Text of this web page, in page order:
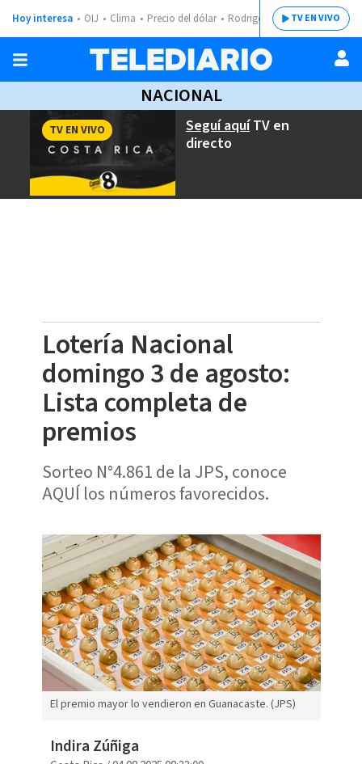
Hoy interesa OIJ Clima Precio del dólar Rodrigo ChavesTV EN VIVO
NACIONAL
Seguí aquíTV en
directo
TV EN VIVO
Lotería Nacional
domingo 3 de agosto:
Lista completa de
premios
Sorteo N°4.861 de la JPS, conoce
AQUÍ los números favorecidos.
El premio mayor lo vendieron en Guanacaste. (JPS)
Indira Zúñiga